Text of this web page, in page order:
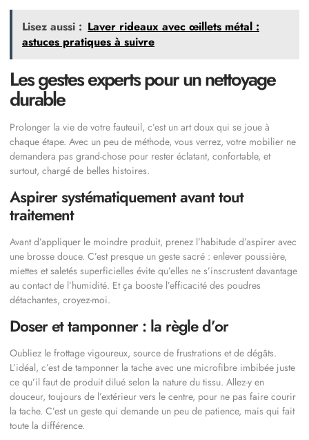
Lisez aussi : Laver rideaux avec œillets métal :
astuces pratiques à suivre
Les gestes experts pour un nettoyage
durable
Prolonger la vie de votre fauteuil, c’est un art doux qui se joue à
chaque étape. Avec un peu de méthode, vous verrez, votre mobilier ne
demandera pas grand-chose pour rester éclatant, confortable, et
surtout, chargé de belles histoires.
Aspirer systématiquement avant tout
traitement
Avant d’appliquer le moindre produit, prenez l’habitude d’aspirer avec
une brosse douce. C’est presque un geste sacré : enlever poussière,
miettes et saletés superficielles évite qu’elles ne s’inscrustent davantage
au contact de l’humidité. Et ça booste l’efficacité des poudres
détachantes, croyez-moi.
Doser et tamponner : la règle d’or
Oubliez le frottage vigoureux, source de frustrations et de dégâts.
L’idéal, c’est de tamponner la tache avec une microfibre imbibée juste
ce qu’il faut de produit dilué selon la nature du tissu. Allez-y en
douceur, toujours de l’extérieur vers le centre, pour ne pas faire courir
la tache. C’est un geste qui demande un peu de patience, mais qui fait
toute la différence.